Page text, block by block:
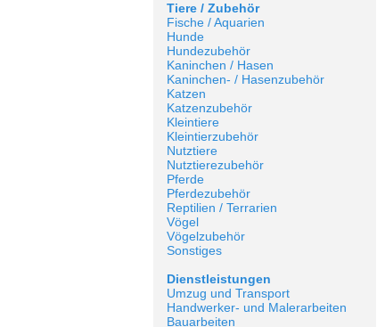
Tiere / Zubehör
Fische / Aquarien
Hunde
Hundezubehör
Kaninchen / Hasen
Kaninchen- / Hasenzubehör
Katzen
Katzenzubehör
Kleintiere
Kleintierzubehör
Nutztiere
Nutztierezubehör
Pferde
Pferdezubehör
Reptilien / Terrarien
Vögel
Vögelzubehör
Sonstiges
Dienstleistungen
Umzug und Transport
Handwerker- und Malerarbeiten
Bauarbeiten